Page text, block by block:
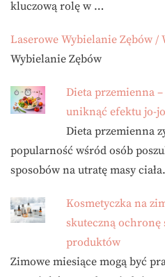
kluczową rolę w …
Laserowe Wybielanie Zębów /
Wybielanie Zębów
Dieta przemienna
uniknąć efektu jo-jo
Dieta przemienna
popularność wśród osób
sposobów na utratę masy
Kosmetyczka na
skuteczną
produktów
Zimowe miesiące mogą być